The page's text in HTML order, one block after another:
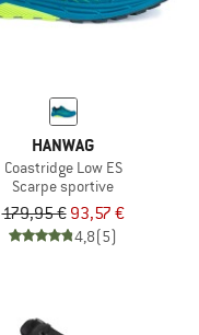
HANWAG
Coastridge Low ES
Scarpe sportive
179,95 € 93,57 €
4,8(5)